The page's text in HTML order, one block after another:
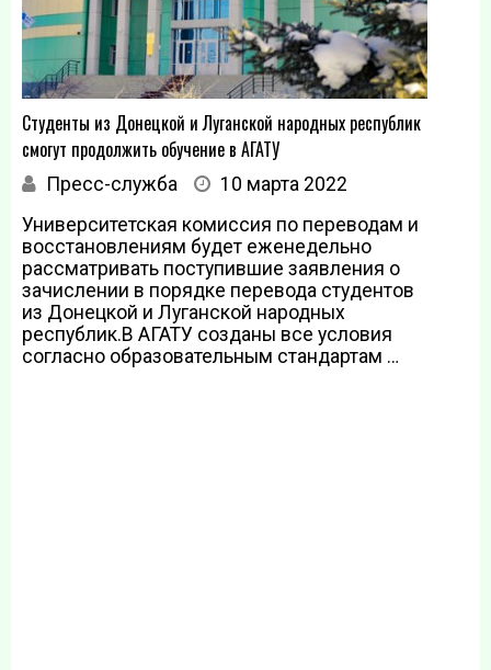
Студенты из Донецкой и Луганской народных республик
смогут продолжить обучение в АГАТУ
Пресс-служба
10 марта 2022
Университетская комиссия по переводам и
восстановлениям будет еженедельно
рассматривать поступившие заявления о
зачислении в порядке перевода студентов
из Донецкой и Луганской народных
республик.В АГАТУ созданы все условия
согласно образовательным стандартам …